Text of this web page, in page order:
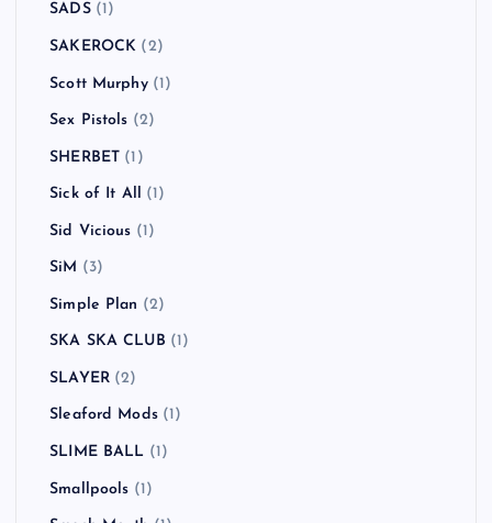
SADS(1)
SAKEROCK (2)
Scott Murphy(1)
Sex Pistols (2)
SHERBET (1)
Sick of It All (1)
Sid Vicious (1)
SiM (3)
Simple Plan (2)
SKA SKA CLUB (1)
SLAYER(2)
Sleaford Mods(1)
SLIME BALL (1)
Smallpools (1)